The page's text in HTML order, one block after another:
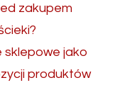
zakupem
sklepowe jako
produktów